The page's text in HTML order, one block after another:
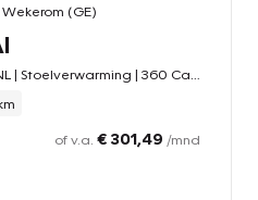
Wekerom (GE)
of v.a. € 301,49 /mnd